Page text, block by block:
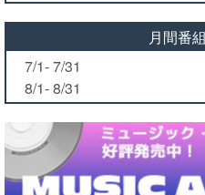
月間番
7/1- 7/31
8/1- 8/31